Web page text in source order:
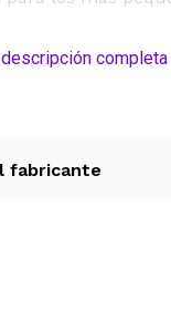
emocional y
compañía
completa
fabricante